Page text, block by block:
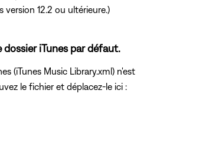
12.2 ou ultérieure.)
dossier iTunes par défaut.
(iTunes Music Library.xml) n'est
le fichier et déplacez-le ici :